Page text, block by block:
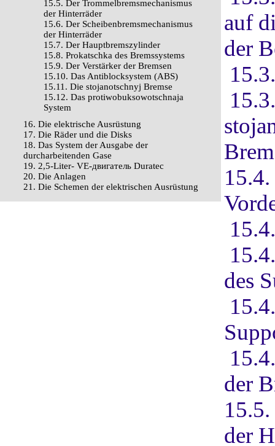
15.5. Der Trommelbremsmechanismus
der Hinterräder
15.6. Der Scheibenbremsmechanismus
der Hinterräder
15.7. Der Hauptbremszylinder
15.8. Prokatschka des Bremssystems
15.9. Der Verstärker der Bremsen
15.10. Das Antiblocksystem (ABS)
15.11. Die stojanotschnyj Bremse
15.12. Das protiwobuksowotschnaja
System
16. Die elektrische Ausrüstung
17. Die Räder und die Disks
18. Das System der Ausgabe der
durcharbeitenden Gase
19. 2,5-Liter- VЕ-двигатель Duratec
20. Die Anlagen
21. Die Schemen der elektrischen Ausrüstung
auf
der
des
der
der